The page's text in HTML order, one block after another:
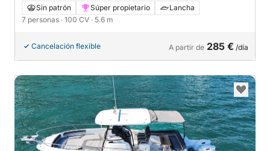
PERSONAS MUY AMPLIA Y POCO CONSUMO.
DISPONIBILIDAD EN CASTELLDEFELS, GARRAF,
Sin patrón Súper propietario
Lancha
7 personas · 100 CV · 5.6 m
Cancelación flexible A partir de 285 € /día